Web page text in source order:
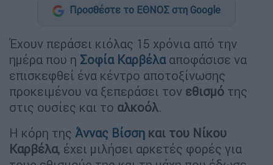
Προσθέστε το ΕΘΝΟΣ στη Google
Έχουν περάσει κιόλας 15 χρόνια από την
ημέρα που η Σοφία Καρβέλα αποφάσισε να
επισκεφθεί ένα κέντρο αποτοξίνωσης
προκειμένου να ξεπεράσει τον εθισμό της
στις ουσίες και το αλκοόλ.
Η κόρη της Άννας Βίσση και του Νίκου
Καρβέλα, έχει μιλήσει αρκετές φορές για